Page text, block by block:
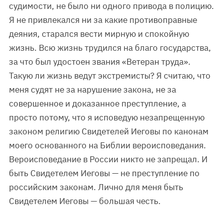
судимости, не было ни одного привода в полицию.
Я не привлекался ни за какие противоправные
деяния, старался вести мирную и спокойную
жизнь. Всю жизнь трудился на благо государства,
за что был удостоен звания «Ветеран труда».
Такую ли жизнь ведут экстремисты? Я считаю, что
меня судят не за нарушение закона, не за
совершенное и доказанное преступление, а
просто потому, что я исповедую незапрещенную
законом религию Свидетелей Иеговы по канонам
моего основанного на Библии вероисповедания.
Вероисповедание в России никто не запрещал. И
быть Свидетелем Иеговы — не преступление по
российским законам. Лично для меня быть
Свидетелем Иеговы — большая честь.